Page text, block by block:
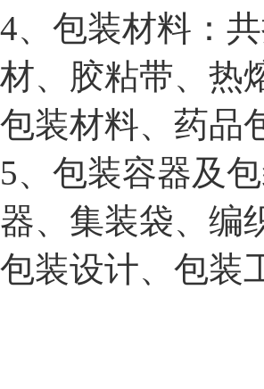
4、包装材料：
材、胶粘带、热
包装材料、药品
5、包装容器及
器、集装袋、编
包装设计、包装